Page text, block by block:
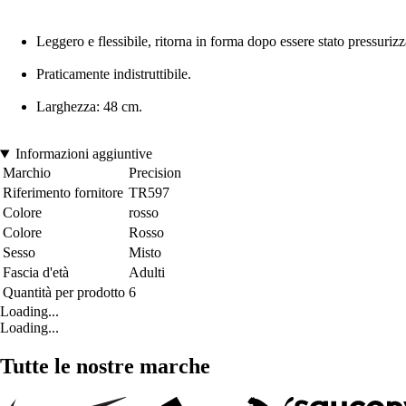
Leggero e flessibile, ritorna in forma dopo essere stato
Praticamente indistruttibile.
Larghezza: 48 cm.
Informazioni aggiuntive
Marchio
Precision
Riferimento fornitore TR597
Colore
rosso
Colore
Rosso
Sesso
Misto
Fascia d'età
Adulti
Quantità per prodotto 6
Loading...
Loading...
Tutte le nostre marche